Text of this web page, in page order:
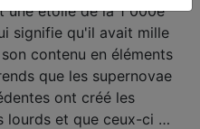
une étoile de la 1 000e
signifie qu'il avait mille
contenu en éléments
que les supernovae
ont créé les
lourds et que ceux-ci …